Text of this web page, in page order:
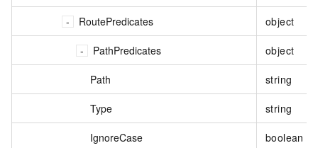
RoutePredicates object
PathPredicates object
Path string
Type string
IgnoreCase boolean